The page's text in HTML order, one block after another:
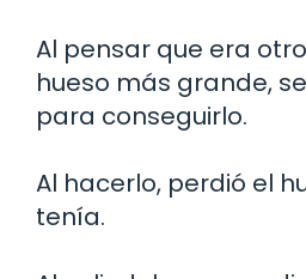
Al pensar que era
hueso más grande,
para conseguirlo.
Al hacerlo, perdió el
tenía.